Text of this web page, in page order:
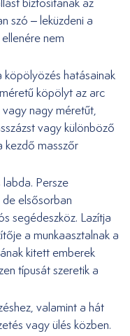
szó – leküzdeni a
nem
köpölyözés hatásainak
köpölyt az arc
nagy méretűt,
vagy különböző
kezdő masszőr
Persze
de elsősorban
segédeszköz. Lazítja
a munkaasztalnak a
kitett emberek
típusát szeretik a
valamint a hát
vagy ülés közben.